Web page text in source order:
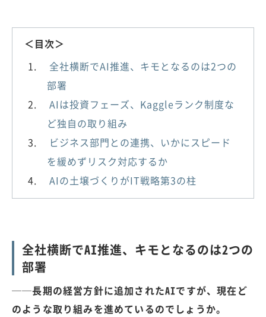
＜目次＞
全社横断でAI推進、キモとなるのは2つの
部署
AIは投資フェーズ、Kaggleランク制度な
ど独自の取り組み
ビジネス部門との連携、いかにスピード
を緩めずリスク対応するか
AIの土壌づくりがIT戦略第3の柱
全社横断でAI推進、キモとなるのは2つの
部署
──長期の経営方針に追加されたAIですが、現在ど
のような取り組みを進めているのでしょうか。